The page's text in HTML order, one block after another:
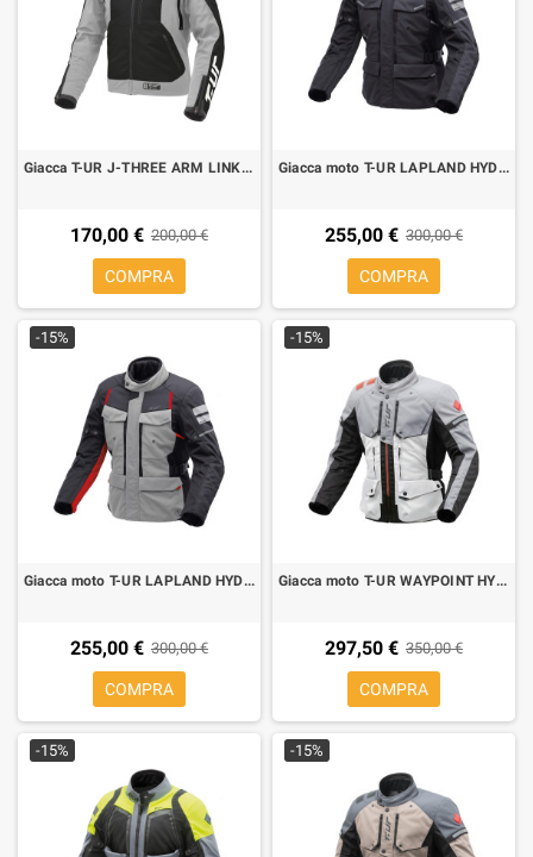
Giacca T-UR J-THREE ARM LINK LIGHT GREY RED
170,00 € 200,00 €
COMPRA
Giacca moto T-UR LAPLAND HYDROSCUD dark anthra black
255,00 € 300,00 €
COMPRA
-15%
Giacca moto T-UR LAPLAND HYDROSCUD light grey-dark anthra
255,00 € 300,00 €
COMPRA
-15%
Giacca moto T-UR WAYPOINT HYDROSCUD light grey-grey
297,50 € 350,00 €
COMPRA
-15% -15%